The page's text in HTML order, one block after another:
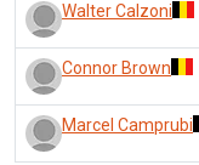
Walter Calzoni
Connor Brown
Marcel Camprubi